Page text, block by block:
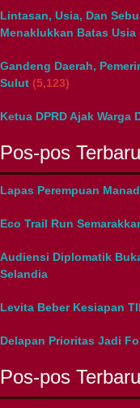
Lintasan, Usia, Dan
Menaklukkan Batas Usia
Gandeng Daerah,
Sulut (5,123)
Ketua DPRD Ajak Warga
Pos-pos Terbaru
Lapas Perempuan
Eco Trail Run
Audiensi Diplomatik
Selandia
Levita Beber Kesiapan
Delapan Prioritas Jadi
Pos-pos Terbaru